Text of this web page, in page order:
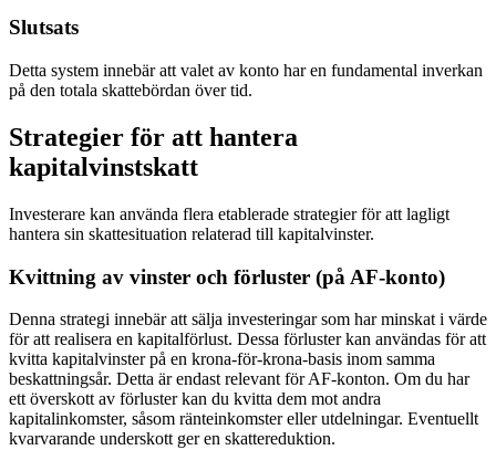
Slutsats
Detta system innebär att valet av konto har en fundamental inverkan
på den totala skattebördan över tid.
Strategier för att hantera
kapitalvinstskatt
Investerare kan använda flera etablerade strategier för att lagligt
hantera sin skattesituation relaterad till kapitalvinster.
Kvittning av vinster och förluster (på AF-konto)
Denna strategi innebär att sälja investeringar som har minskat i värde
för att realisera en kapitalförlust. Dessa förluster kan användas för att
kvitta kapitalvinster på en krona-för-krona-basis inom samma
beskattningsår. Detta är endast relevant för AF-konton. Om du har
ett överskott av förluster kan du kvitta dem mot andra
kapitalinkomster, såsom ränteinkomster eller utdelningar. Eventuellt
kvarvarande underskott ger en skattereduktion.